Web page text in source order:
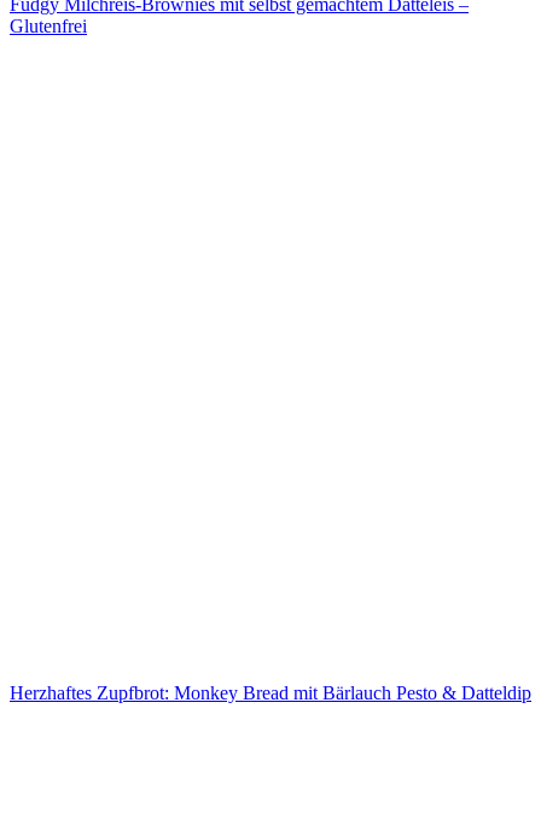
Fudgy Milchreis-Brownies mit selbst gemachtem Datteleis –
Glutenfrei
Herzhaftes Zupfbrot: Monkey Bread mit Bärlauch Pesto & Datteldip